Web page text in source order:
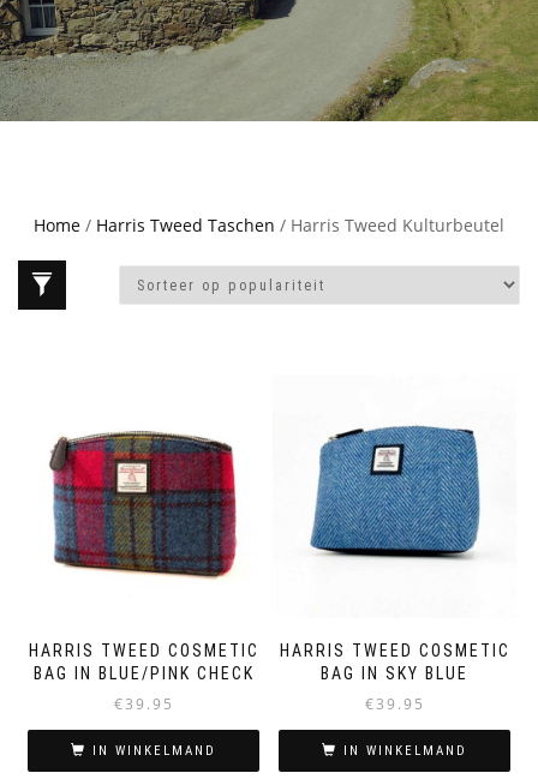
Home / Harris Tweed Taschen / Harris Tweed Kulturbeutel
HARRIS TWEED COSMETIC
BAG IN BLUE/PINK CHECK
€39.95
IN WINKELMAND
HARRIS TWEED COSMETIC
BAG IN SKY BLUE
€39.95
IN WINKELMAND